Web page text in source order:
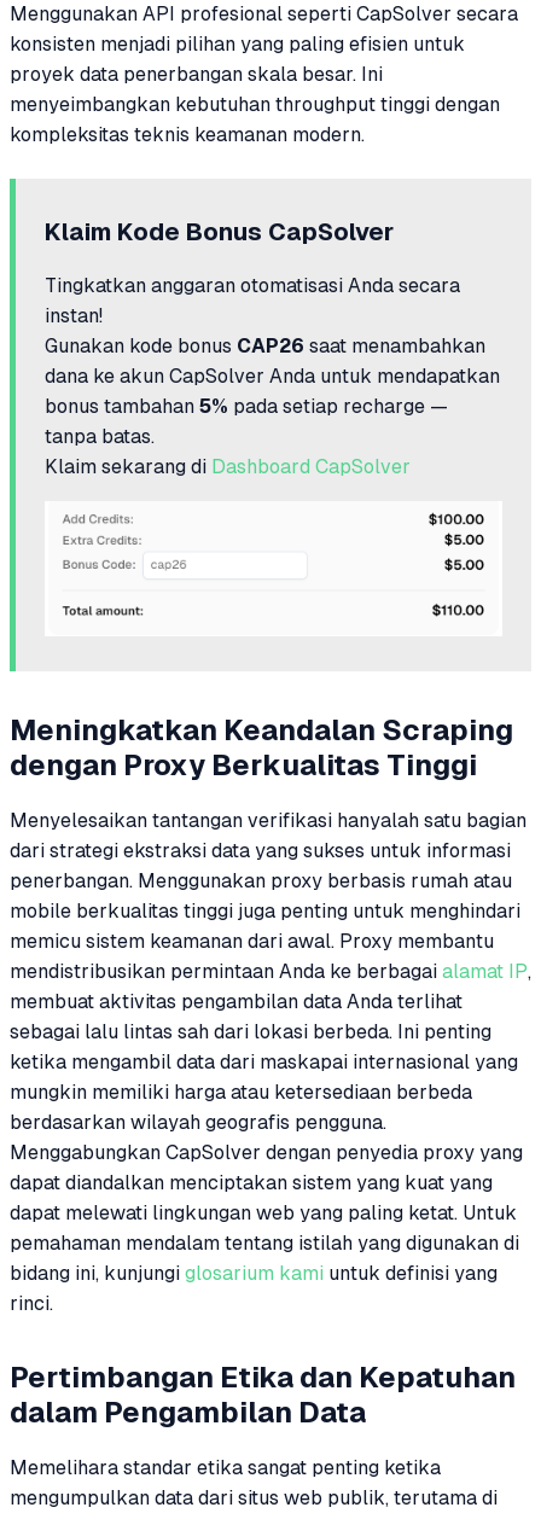
Menggunakan API profesional seperti CapSolver secara
konsisten menjadi pilihan yang paling efisien untuk
proyek data penerbangan skala besar. Ini
menyeimbangkan kebutuhan throughput tinggi dengan
kompleksitas teknis keamanan modern.
Klaim Kode Bonus CapSolver
Tingkatkan anggaran otomatisasi Anda secara
instan!
Gunakan kode bonus CAP26 saat menambahkan
dana ke akun CapSolver Anda untuk mendapatkan
bonus tambahan 5% pada setiap recharge —
tanpa batas.
Klaim sekarang di Dashboard CapSolver
Meningkatkan Keandalan Scraping
dengan Proxy Berkualitas Tinggi
Menyelesaikan tantangan verifikasi hanyalah satu bagian
dari strategi ekstraksi data yang sukses untuk informasi
penerbangan. Menggunakan proxy berbasis rumah atau
mobile berkualitas tinggi juga penting untuk menghindari
memicu sistem keamanan dari awal. Proxy membantu
mendistribusikan permintaan Anda ke berbagai alamat IP,
membuat aktivitas pengambilan data Anda terlihat
sebagai lalu lintas sah dari lokasi berbeda. Ini penting
ketika mengambil data dari maskapai internasional yang
mungkin memiliki harga atau ketersediaan berbeda
berdasarkan wilayah geografis pengguna.
Menggabungkan CapSolver dengan penyedia proxy yang
dapat diandalkan menciptakan sistem yang kuat yang
dapat melewati lingkungan web yang paling ketat. Untuk
pemahaman mendalam tentang istilah yang digunakan di
bidang ini, kunjungi glosarium kami untuk definisi yang
rinci.
Pertimbangan Etika dan Kepatuhan
dalam Pengambilan Data
Memelihara standar etika sangat penting ketika
mengumpulkan data dari situs web publik, terutama di